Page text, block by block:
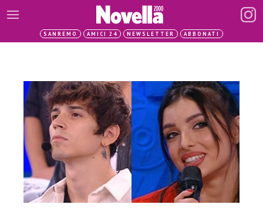
SANREMO AMICI 24 NEWSLETTER ABBONATI